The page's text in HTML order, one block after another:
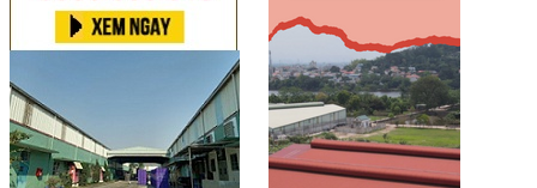
Hotline:0966 398 919
Đăng ký
Đăng tin bán/cho thuê